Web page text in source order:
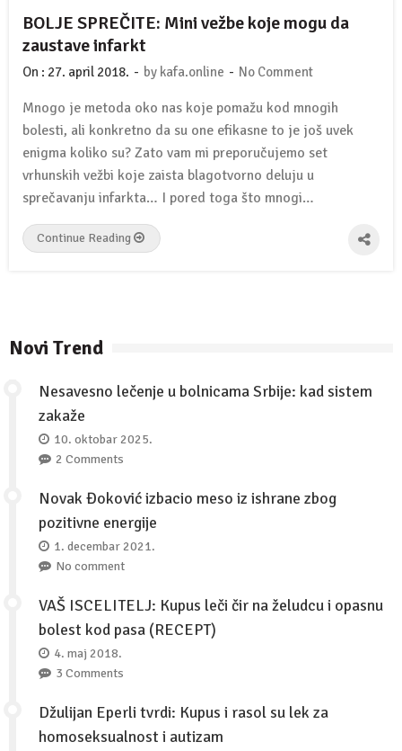
BOLJE SPREČITE: Mini vežbe koje mogu da
zaustave infarkt
On : 27. april 2018. - by kafa.online - No Comment
Mnogo je metoda oko nas koje pomažu kod mnogih
bolesti, ali konkretno da su one efikasne to je još uvek
enigma koliko su? Zato vam mi preporučujemo set
vrhunskih vežbi koje zaista blagotvorno deluju u
sprečavanju infarkta… I pored toga što mnogi…
Continue Reading
Novi Trend
Nesavesno lečenje u bolnicama Srbije: kad sistem
zakaže
10. oktobar 2025.
2 Comments
Novak Đoković izbacio meso iz ishrane zbog
pozitivne energije
1. decembar 2021.
No comment
VAŠ ISCELITELJ: Kupus leči čir na želudcu i opasnu
bolest kod pasa (RECEPT)
4. maj 2018.
3 Comments
Džulijan Eperli tvrdi: Kupus i rasol su lek za
homoseksualnost i autizam